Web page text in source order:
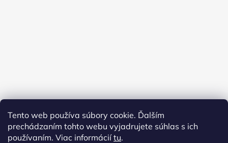
Tento web používa súbory cookie. Ďalším
prechádzaním tohto webu vyjadrujete súhlas s ich
používaním. Viac informáciítu.